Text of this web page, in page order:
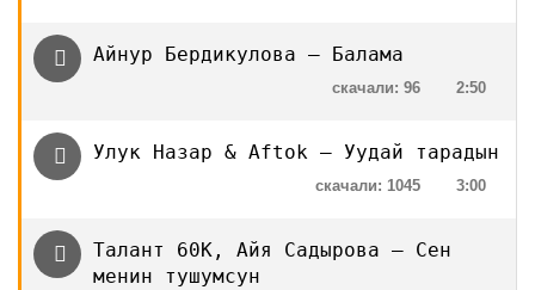
Айнур Бердикулова — Балама
2:50
скачали: 96
Улук Назар & Aftok — Уудай тарадын
3:00
скачали: 1045
Талант 60К, Айя Садырова — Сен
менин тушумсун